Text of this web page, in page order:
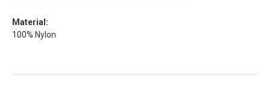
Material:
100% Nylon